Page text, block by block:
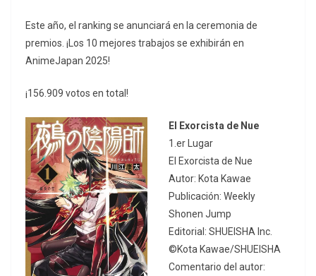
Este año, el ranking se anunciará en la ceremonia de
premios. ¡Los 10 mejores trabajos se exhibirán en
AnimeJapan 2025!
¡156.909 votos en total!
El Exorcista de Nue
1.er Lugar
El Exorcista de Nue
Autor: Kota Kawae
Publicación: Weekly
Shonen Jump
Editorial: SHUEISHA Inc.
©Kota Kawae/SHUEISHA
Comentario del autor: